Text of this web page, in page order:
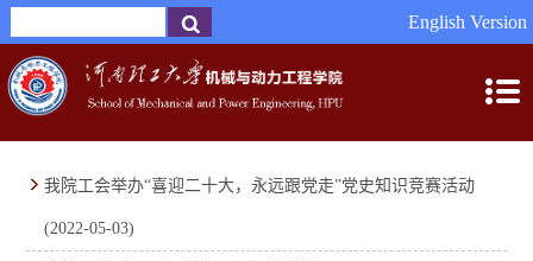
English Version
我院工会举办“喜迎二十大，永远跟党走”党史知识竞赛活动
(2022-05-03)